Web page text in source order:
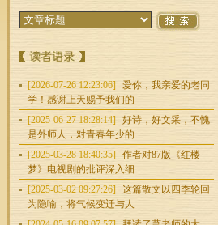
[2026-07-26 12:23:06]
爱你，我亲爱的老同
学！感谢上天赐予我们的
[2025-06-27 18:28:14]
好诗，好文采，不愧
是外师人，对青春年少的
[2025-03-28 18:40:35]
作者对87版《红楼
梦》电视剧的批评深入细
[2025-03-02 09:27:26]
这篇散文以四季轮回
为隐喻，将气候变迁与人